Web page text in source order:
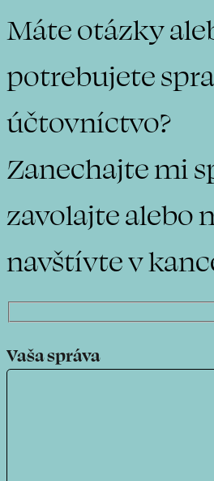
Máte otázky
potrebujete
účtovníctvo?
Zanechajte mi
zavolajte alebo
navštívte v
Vaša správa